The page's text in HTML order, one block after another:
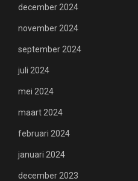
december 2024
november 2024
september 2024
juli 2024
mei 2024
maart 2024
februari 2024
januari 2024
december 2023